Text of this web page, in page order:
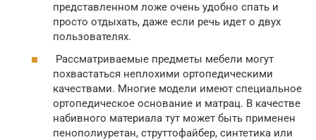
представленном ложе очень удобно спать и
просто отдыхать, даже если речь идет о двух
пользователях.
Рассматриваемые предметы мебели могут
похвастаться неплохими ортопедическими
качествами. Многие модели имеют специальное
ортопедическое основание и матрац. В качестве
набивного материала тут может быть применен
пенополиуретан, струттофайбер, синтетика или